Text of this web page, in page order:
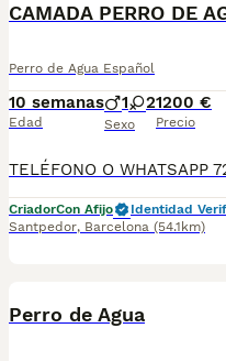
Perro de Agua Español
10 semanas
Edad
1 2
Sexo
1200 €
Precio
CriadorCon Afijo
Identidad
Santpedor, Barcelona (54.1km)
Perro de Agua